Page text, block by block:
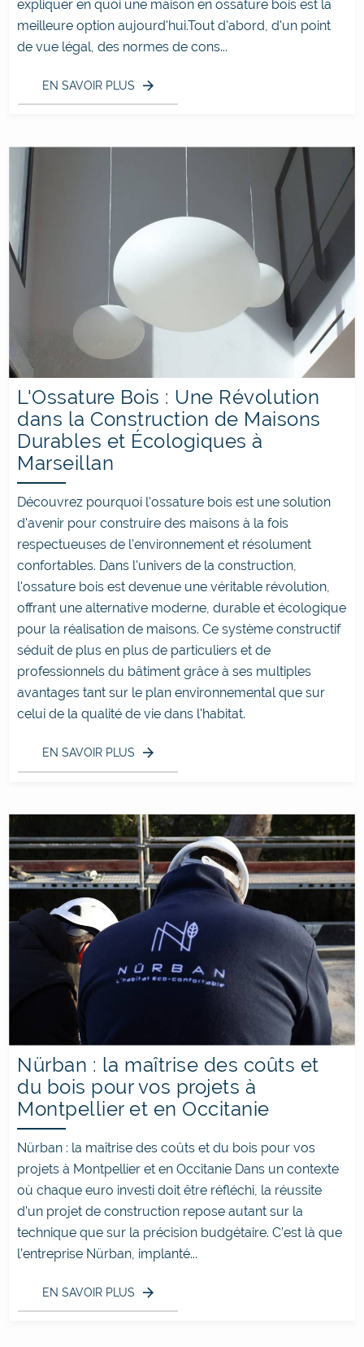
expliquer en quoi une maison en ossature bois est la
meilleure option aujourd'hui.Tout d'abord, d'un point
de vue légal, des normes de cons...
EN SAVOIR PLUS
L'Ossature Bois : Une Révolution
dans la Construction de Maisons
Durables et Écologiques à
Marseillan
Découvrez pourquoi l'ossature bois est une solution
d'avenir pour construire des maisons à la fois
respectueuses de l'environnement et résolument
confortables. Dans l'univers de la construction,
l'ossature bois est devenue une véritable révolution,
offrant une alternative moderne, durable et écologique
pour la réalisation de maisons. Ce système constructif
séduit de plus en plus de particuliers et de
professionnels du bâtiment grâce à ses multiples
avantages tant sur le plan environnemental que sur
celui de la qualité de vie dans l'habitat.
EN SAVOIR PLUS
Nürban : la maîtrise des coûts et
du bois pour vos projets à
Montpellier et en Occitanie
Nürban : la maîtrise des coûts et du bois pour vos
projets à Montpellier et en Occitanie Dans un contexte
où chaque euro investi doit être réfléchi, la réussite
d’un projet de construction repose autant sur la
technique que sur la précision budgétaire. C’est là que
l’entreprise Nürban, implanté...
EN SAVOIR PLUS